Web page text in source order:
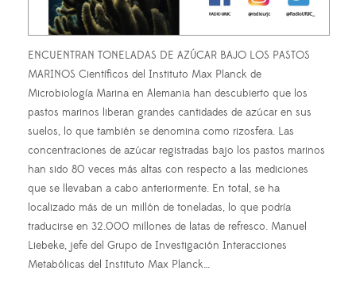
ENCUENTRAN TONELADAS DE AZÚCAR BAJO LOS PASTOS
MARINOS Científicos del Instituto Max Planck de
Microbiología Marina en Alemania han descubierto que los
pastos marinos liberan grandes cantidades de azúcar en sus
suelos, lo que también se denomina como rizosfera. Las
concentraciones de azúcar registradas bajo los pastos marinos
han sido 80 veces más altas con respecto a las mediciones
que se llevaban a cabo anteriormente. En total, se ha
localizado más de un millón de toneladas, lo que podría
traducirse en 32.000 millones de latas de refresco. Manuel
Liebeke, jefe del Grupo de Investigación Interacciones
Metabólicas del Instituto Max Planck…